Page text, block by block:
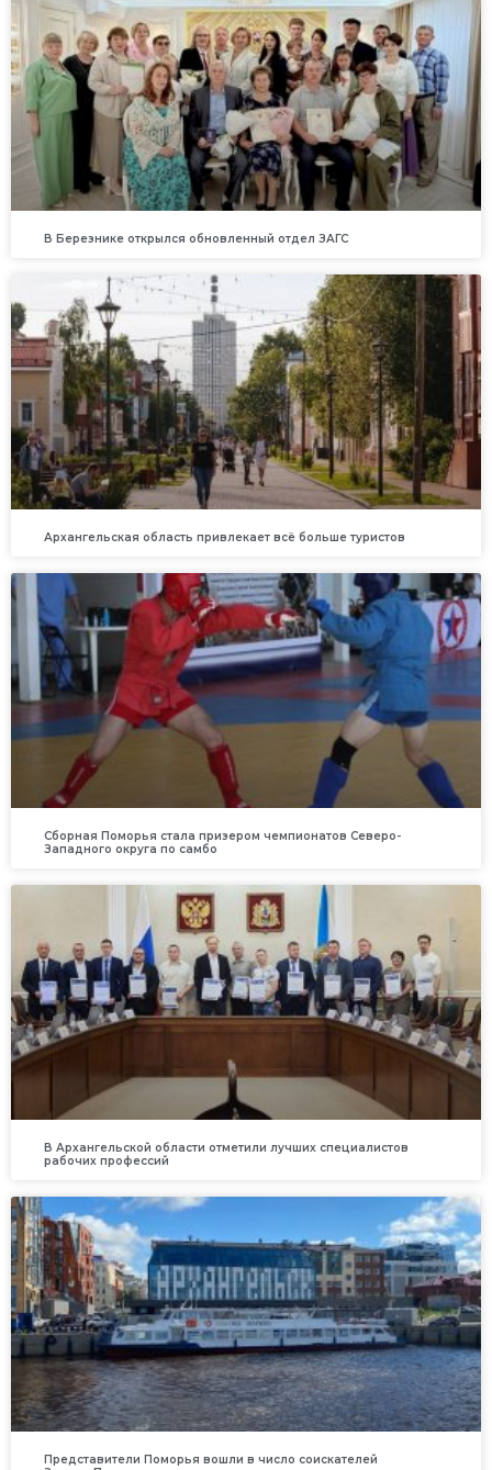
В Березнике открылся обновленный отдел ЗАГС
Архангельская область привлекает всё больше туристов
Сборная Поморья стала призером чемпионатов Северо-
Западного округа по самбо
В Архангельской области отметили лучших специалистов
рабочих профессий
Представители Поморья вошли в число соискателей